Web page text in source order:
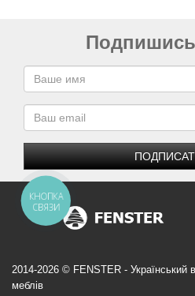
2014-2026 © FENSTER - Український
меблів
КНОПКА
СВЯЗИ